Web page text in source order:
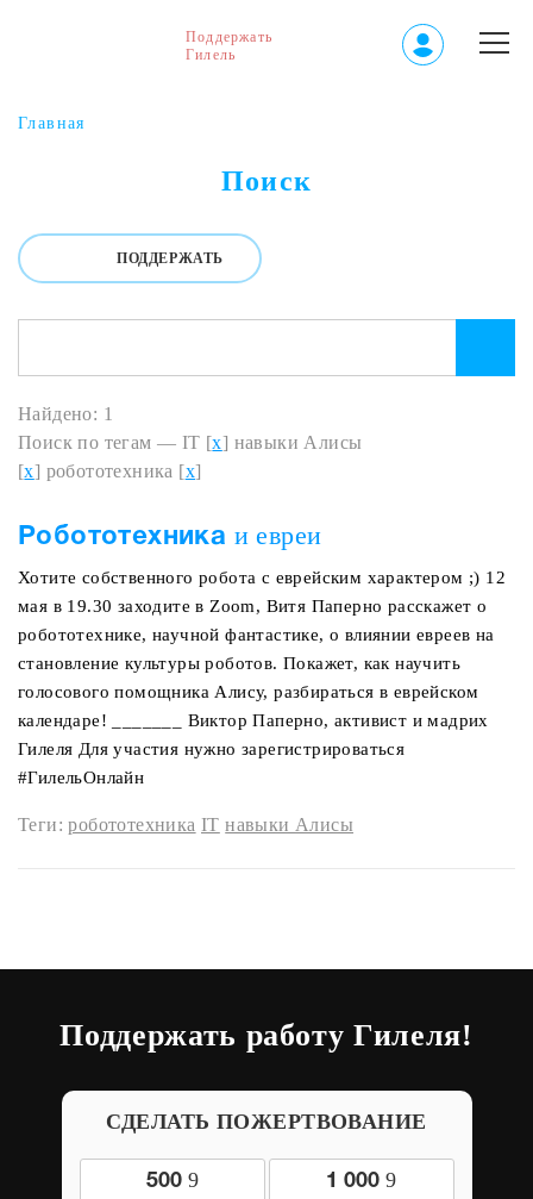
Поддержать
Гилель
Главная
Поиск
ПОДДЕРЖАТЬ
Найдено: 1
Поиск по тегам — IT [x] навыки Алисы
[x] робототехника [x]
Робототехника и евреи
Хотите собственного робота с еврейским характером ;) 12
мая в 19.30 заходите в Zoom, Витя Паперно расскажет о
робототехнике, научной фантастике, о влиянии евреев на
становление культуры роботов. Покажет, как научить
голосового помощника Алису, разбираться в еврейском
календаре! _______ Виктор Паперно, активист и мадрих
Гилеля Для участия нужно зарегистрироваться
#ГилельОнлайн
Теги:робототехника IT навыки Алисы
Поддержать работу Гилеля!
СДЕЛАТЬ ПОЖЕРТВОВАНИЕ
500 9 1 000 9